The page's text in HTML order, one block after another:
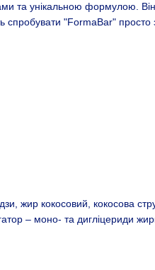
та унікальною формулою.
"FormaBar" просто
жир кокосовий, кокосова
– моно- та дигліцериди